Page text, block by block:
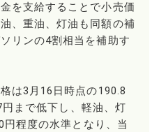
を支給することで小売価
、重油、灯油も同額の補
リンの4割相当を補助す
は3月16日時点の190.8
まで低下し、軽油、灯
程度の水準となり、当